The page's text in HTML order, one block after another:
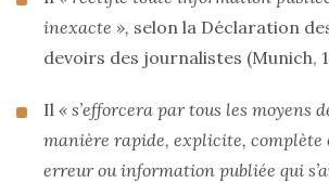
inexacte », selon la Déclaration
devoirs des journalistes (Munich,
Il « s’efforcera par tous les moyens
manière rapide, explicite, complète
erreur ou information publiée qui